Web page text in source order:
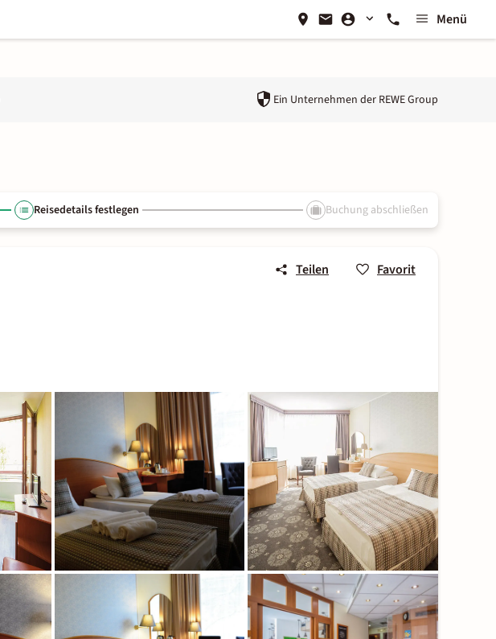
Menü
Ein Unternehmen der REWE Group
Reisedetails festlegen Buchung abschließen
Teilen Favorit